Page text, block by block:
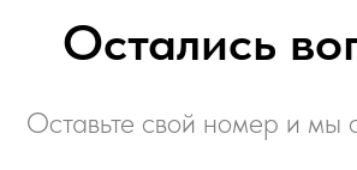
Остались
Оставьте свой номер и мы